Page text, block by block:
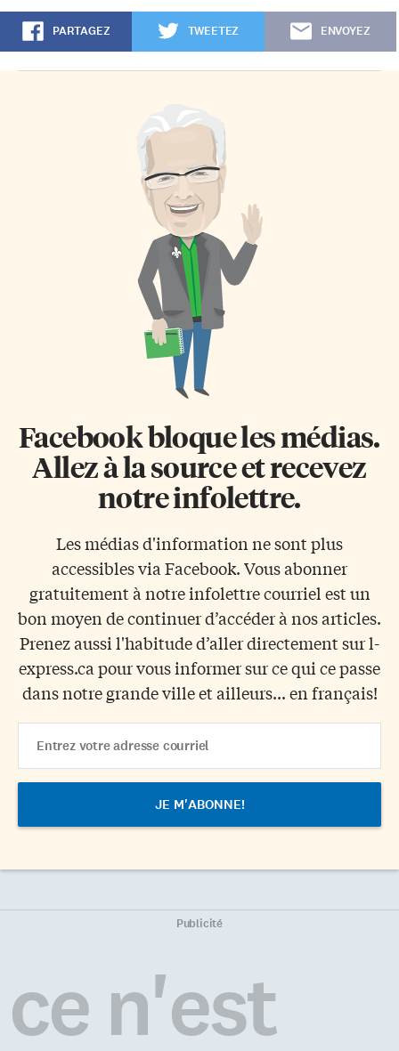
PARTAGEZ TWEETEZ ENVOYEZ
Facebook bloque les médias.
Allez à la source et recevez
notre infolettre.
Les médias d'information ne sont plus
accessibles via Facebook. Vous abonner
gratuitement à notre infolettre courriel est un
bon moyen de continuer d’accéder à nos articles.
Prenez aussi l'habitude d’aller directement sur l-
express.ca pour vous informer sur ce qui ce passe
dans notre grande ville et ailleurs... en français!
Address
Publicité
ce n'est